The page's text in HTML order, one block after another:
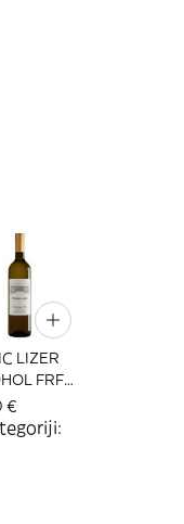
LIZER
FRFE
€